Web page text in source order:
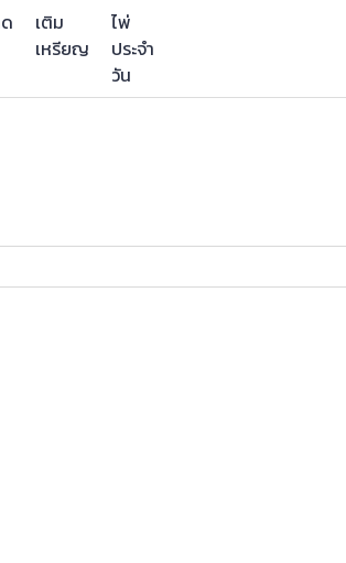
เติม
เหรียญ
ไพ่
ประจำ
วัน